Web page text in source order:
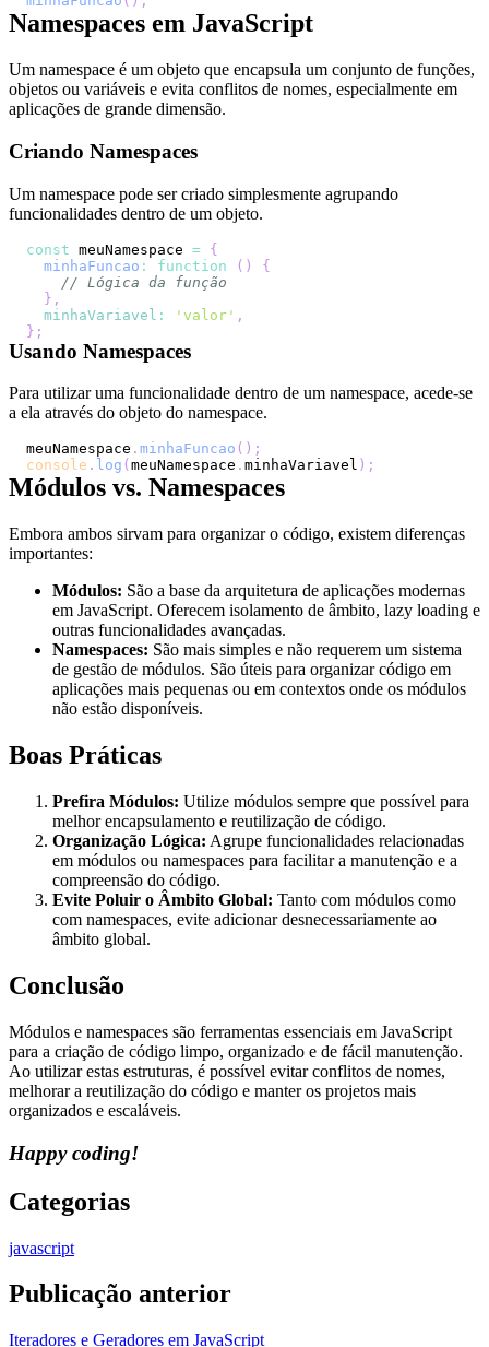
Namespaces em JavaScript
Um namespace é um objeto que encapsula um conjunto de funções,
objetos ou variáveis e evita conflitos de nomes, especialmente em
aplicações de grande dimensão.
Criando Namespaces
Um namespace pode ser criado simplesmente agrupando
funcionalidades dentro de um objeto.
const meuNamespace = {
minhaFuncao : function ( )
{
// Lógica da função
} ,
minhaVariavel : 'valor' ,
} ;
Usando Namespaces
Para utilizar uma funcionalidade dentro de um namespace, acede-se
a ela através do objeto do namespace.
meuNamespace . minhaFuncao ( ) ;
console . log ( meuNamespace . minhaVariavel ) ;
Módulos vs. Namespaces
Embora ambos sirvam para organizar o código, existem diferenças
importantes:
Módulos: São a base da arquitetura de aplicações modernas
em JavaScript. Oferecem isolamento de âmbito, lazy loading e
outras funcionalidades avançadas.
Namespaces: São mais simples e não requerem um sistema
de gestão de módulos. São úteis para organizar código em
aplicações mais pequenas ou em contextos onde os módulos
não estão disponíveis.
Boas Práticas
Prefira Módulos: Utilize módulos sempre que possível para
melhor encapsulamento e reutilização de código.
Organização Lógica: Agrupe funcionalidades relacionadas
em módulos ou namespaces para facilitar a manutenção e a
compreensão do código.
Evite Poluir o Âmbito Global: Tanto com módulos como
com namespaces, evite adicionar desnecessariamente ao
âmbito global.
Conclusão
Módulos e namespaces são ferramentas essenciais em JavaScript
para a criação de código limpo, organizado e de fácil manutenção.
Ao utilizar estas estruturas, é possível evitar conflitos de nomes,
melhorar a reutilização do código e manter os projetos mais
organizados e escaláveis.
Happy coding!
Categorias
javascript
Publicação anterior
Iteradores e Geradores em JavaScript